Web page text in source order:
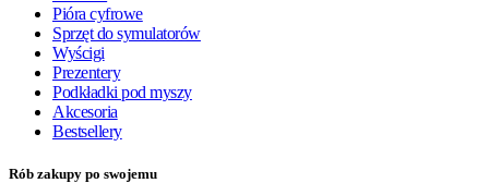
Pióra cyfrowe
Sprzęt do symulatorów
Wyścigi
Prezentery
Podkładki pod myszy
Akcesoria
Bestsellery
Rób zakupy po swojemu